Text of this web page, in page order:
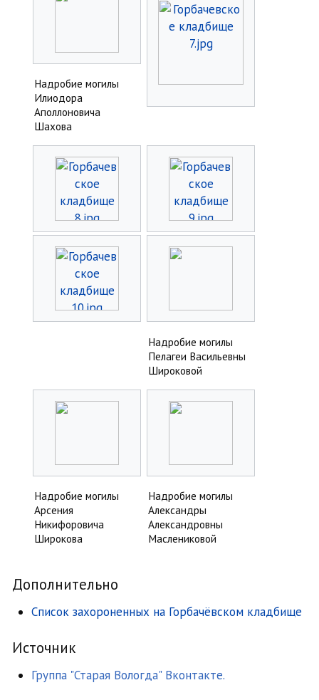
Надробие могилы
Илиодора
Аполлоновича
Шахова
Надробие могилы
Пелагеи Васильевны
Широковой
Надробие могилы
Арсения
Никифоровича
Широкова
Надробие могилы
Александры
Александровны
Маслениковой
Дополнительно
Список захороненных на Горбачёвском кладбище
Источник
Группа "Старая Вологда" Вконтакте.